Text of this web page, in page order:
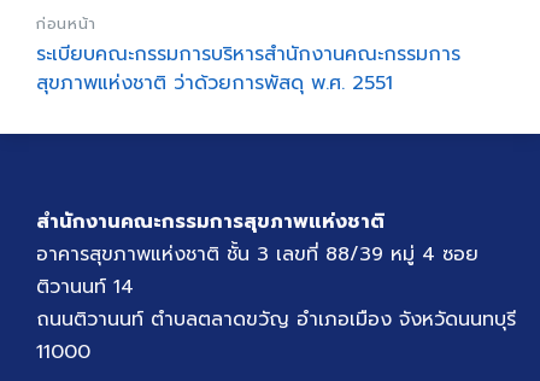
ก่อนหน้า
ระเบียบคณะกรรมการบริหารสำนักงานคณะกรรมการ
สุขภาพแห่งชาติ ว่าด้วยการพัสดุ พ.ศ. 2551
สำนักงานคณะกรรมการสุขภาพแห่งชาติ
อาคารสุขภาพแห่งชาติ ชั้น 3 เลขที่ 88/39 หมู่ 4 ซอย
ติวานนท์ 14
ถนนติวานนท์ ตำบลตลาดขวัญ อำเภอเมือง จังหวัดนนทบุรี
11000